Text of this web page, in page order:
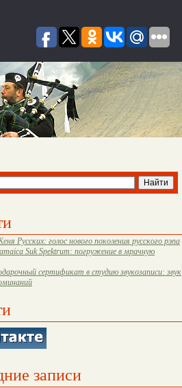
Русских: голос нового поколения русского рэпа
Suk Spektrum: погружение в мрачную
сертификат в студию звукозаписи: звук
записи